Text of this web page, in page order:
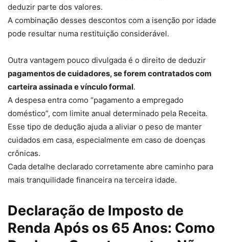
deduzir parte dos valores.
A combinação desses descontos com a isenção por idade
pode resultar numa restituição considerável.
Outra vantagem pouco divulgada é o direito de deduzir
pagamentos de cuidadores, se forem contratados com
carteira assinada e vínculo formal.
A despesa entra como “pagamento a empregado
doméstico”, com limite anual determinado pela Receita.
Esse tipo de dedução ajuda a aliviar o peso de manter
cuidados em casa, especialmente em caso de doenças
crônicas.
Cada detalhe declarado corretamente abre caminho para
mais tranquilidade financeira na terceira idade.
Declaração de Imposto de
Renda Após os 65 Anos: Como